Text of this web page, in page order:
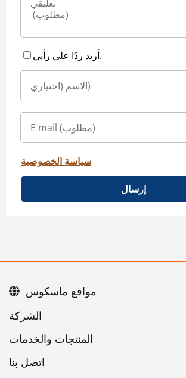
أريد ردًا على رأيي.
سياسة الخصوصية
إرسال
اتصل بنا
مواقع ماسكوس